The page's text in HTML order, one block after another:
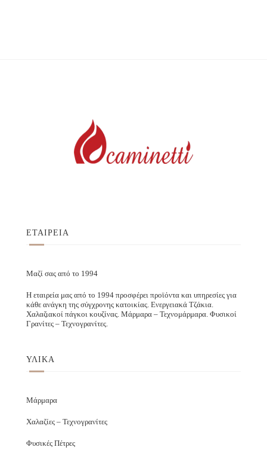
ΕΤΑΙΡΕΙΑ
Μαζί σας από το 1994
Η εταιρεία μας από το 1994 προσφέρει προϊόντα και υπηρεσίες για
κάθε ανάγκη της σύγχρονης κατοικίας. Ενεργειακά Τζάκια.
Χαλαζιακοί πάγκοι κουζίνας. Μάρμαρα – Τεχνομάρμαρα. Φυσικοί
Γρανίτες – Τεχνογρανίτες.
ΥΛΙΚΑ
Μάρμαρα
Χαλαζίες – Τεχνογρανίτες
Φυσικές Πέτρες